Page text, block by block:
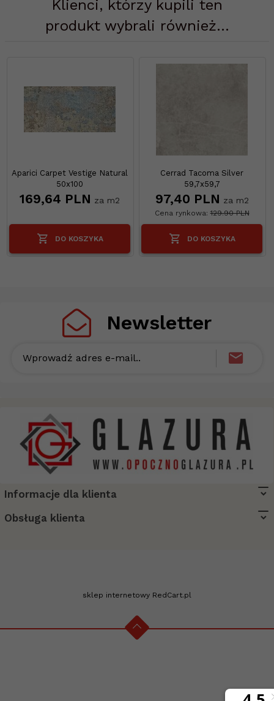
Klienci, którzy kupili ten
produkt wybrali również...
Aparici Carpet Vestige Natural
50x100
169,64 PLN za m2
DO KOSZYKA
Cerrad Tacoma Silver
59,7x59,7
97,40 PLN za m2
Cena rynkowa:129.90 PLN
DO KOSZYKA
Newsletter
Wprowadź adres e-mail..
biuro@opocznoglazura.pl
Informacje dla klienta
Obsługa klienta
sklep internetowy RedCart.pl